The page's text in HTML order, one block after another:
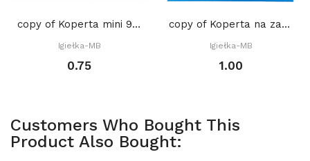
copy of Koperta mini 9 x 6 cm, (gratis:...
Igiełka-MB
0.75
copy of Koperta na zakładkę do książki 22 x 8...
Igiełka-MB
1.00
Customers Who Bought This
Product Also Bought: